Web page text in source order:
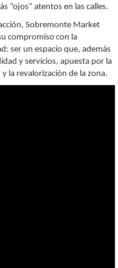
“ojos” atentos en las calles.
Sobremonte Market
compromiso con la
ser un espacio que, además
y servicios, apuesta por la
la revalorización de la zona.